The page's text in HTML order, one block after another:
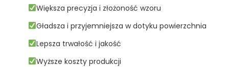
Większa precyzja i złożoność wzoru
Gładsza i przyjemniejsza w dotyku powierzchnia
Lepsza trwałość i jakość
Wyższe koszty produkcji